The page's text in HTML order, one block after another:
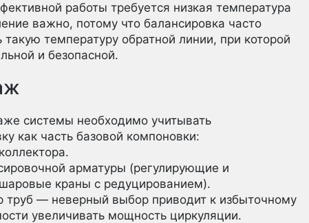
работы требуется низкая температура
важно, потому что балансировка часто
такую температуру обратной линии, при которой
и безопасной.
системы необходимо учитывать
как часть базовой компоновки:
арматуры (регулирующие и
краны с редуцированием).
— неверный выбор приводит к избыточному
увеличивать мощность циркуляции.